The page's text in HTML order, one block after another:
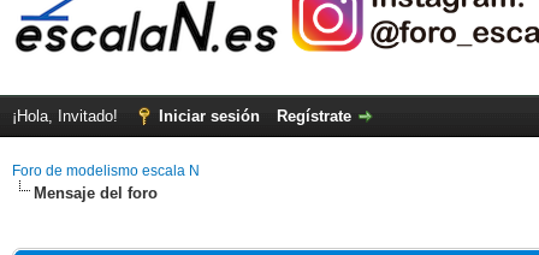
¡Hola, Invitado! Iniciar sesión Regístrate
Foro de modelismo escala N
Mensaje del foro